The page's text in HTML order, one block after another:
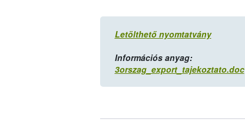
Letölthető nyomtatvány
Információs anyag:
3orszag_export_tajekoztato.doc